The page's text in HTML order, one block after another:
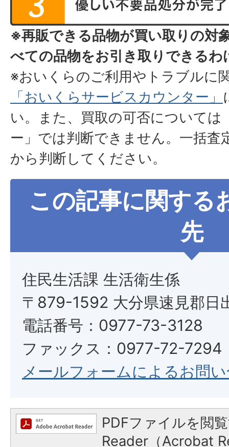
※再販できる品物が買い取りの対
べての品物をお引き取りできる
※おいくらのご利用やトラブルに
「おいくらサービスカウンター」
い。また、買取の可否については
ー」では判断できません。一括査
から判断してください。
この記事に関する
先
住民生活課 生活衛生係
〒879-1592 大分県速見郡日
電話番号：0977-73-3128
ファックス：0977-72-7294
メールフォームによるお問
PDFファイルを閲
Reader（Acrobat